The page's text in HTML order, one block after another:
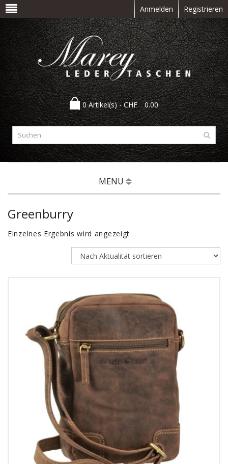
Anmelden Registrieren
0 Artikel(s) -CHF 0.00
MENU
Greenburry
Einzelnes Ergebnis wird angezeigt